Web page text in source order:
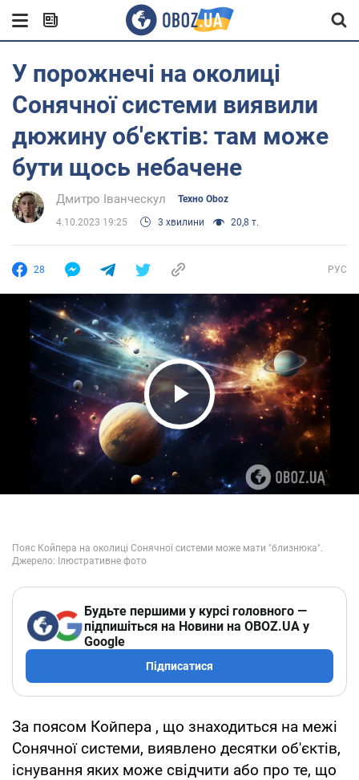
У порожнечі на околиці
Сонячної системи виявили
дюжину об'єктів: там може
бути щось небачене
Дмитро Іванческул Техно Oboz
4.10.2023 19:25 3 хвилини 20,8 т.
28 РУС
Play Video
Будьте першими у курсі головного —
підпишіться на Новини на OBOZ.UA у
Google
Підписатися
За поясом Койпера , що знаходиться на межі
Сонячної системи, виявлено десятки об'єктів,
існування яких може свідчити або про те, що